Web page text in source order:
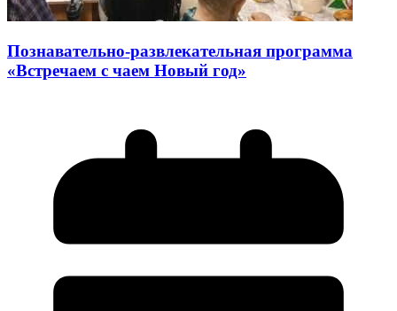
Познавательно-развлекательная программа
«Встречаем с чаем Новый год»